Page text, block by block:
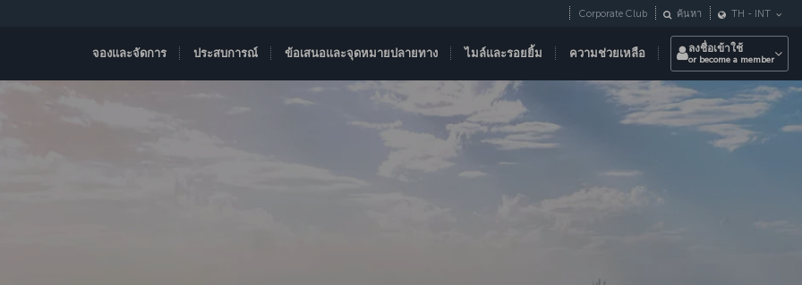
จองและจัดการ ประสบการณ์ ข้อเสนอและจุดหมายปลายทาง ไมล์และรอยยิ้ม ความช่วยเหลือ
Corporate Club ค้นหา TH - INT
ลงชื่อเข้าใช้
or become a member